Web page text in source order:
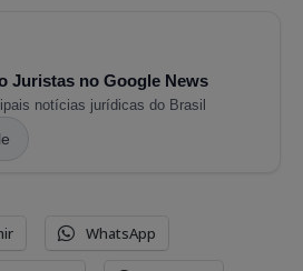
Juristas no Google News
notícias jurídicas do Brasil
WhatsApp